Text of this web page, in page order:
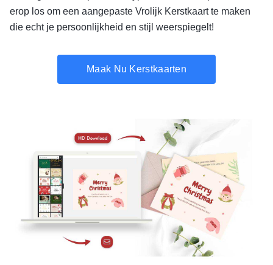
erop los om een aangepaste Vrolijk Kerstkaart te maken
die echt je persoonlijkheid en stijl weerspiegelt!
Maak Nu Kerstkaarten